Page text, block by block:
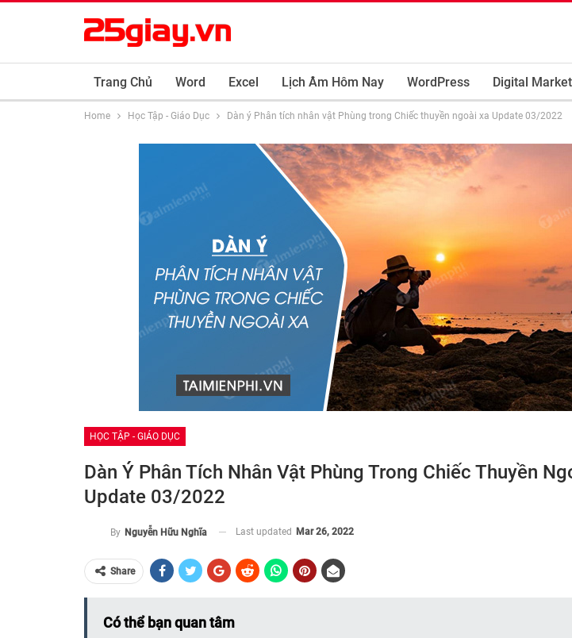
Trang Chủ Word Excel Lịch Âm Hôm Nay WordPress Digital
Home Học Tập - Giáo Dục Dàn ý Phân tích nhân vật Phùng trong Chiếc thuyền ngoài xa Update 03/2022
HỌC TẬP - GIÁO DỤC
Dàn Ý Phân Tích Nhân Vật Phùng Trong Chiếc Thuyền
Update 03/2022
By Nguyễn Hữu Nghĩa Last updated Mar 26, 2022
Share
Có thể bạn quan tâm